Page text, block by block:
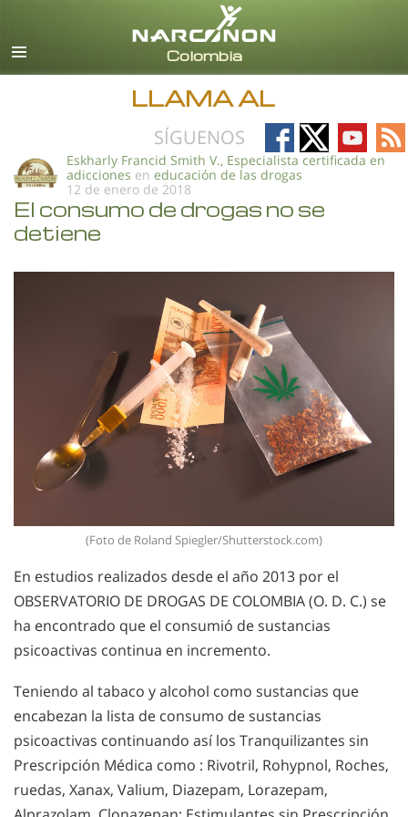
Español
Todas las Regiones/Idiomas
LLAMA AL
SÍGUENOS
Follow
on
Facebook
Follow
on
Follow
on
on
Eskharly Francid Smith V., Especialista certificada en
adicciones en educación de las drogas
12 de enero de 2018
El consumo de drogas no se
detiene
(Foto de Roland Spiegler/Shutterstock.com)
En estudios realizados desde el año 2013 por el
OBSERVATORIO DE DROGAS DE COLOMBIA (O. D. C.) se
ha encontrado que el consumió de sustancias
psicoactivas continua en incremento.
Teniendo al tabaco y alcohol como sustancias que
encabezan la lista de consumo de sustancias
psicoactivas continuando así los Tranquilizantes sin
Prescripción Médica como : Rivotril, Rohypnol, Roches,
ruedas, Xanax, Valium, Diazepam, Lorazepam,